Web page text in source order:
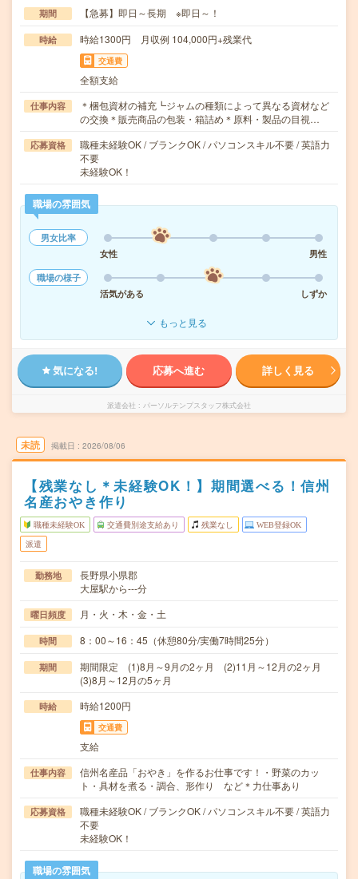
期間 【急募】即日～長期 ※即日～！
時給 時給1300円 月収例 104,000円+残業代
交通費
全額支給
仕事内容
＊梱包資材の補充┗ジャムの種類によって異なる資材など
の交換＊販売商品の包装・箱詰め＊原料・製品の目視…
応募資格
職種未経験OK / ブランクOK / パソコンスキル不要 / 英語力
不要
未経験OK！
職場の雰囲気
男女比率
女性
男性
職場の様子
活気がある
しずか
もっと見る
気になる! 応募へ進む 詳しく見る
派遣会社 パーソルテンプスタッフ株式会社
未読 掲載日 2026/08/06
【残業なし＊未経験OK！】期間選べる！信州
名産おやき作り
職種未経験OK 交通費別途支給あり 残業なし WEB登録OK
派遣
勤務地
長野県小県郡
大屋駅から---分
曜日頻度 月・火・木・金・土
時間 8：00～16：45（休憩80分/実働7時間25分）
期間
期間限定 (1)8月～9月の2ヶ月 (2)11月～12月の2ヶ月
(3)8月～12月の5ヶ月
時給 時給1200円
交通費
支給
仕事内容
信州名産品「おやき」を作るお仕事です！・野菜のカッ
ト・具材を煮る・調合、形作り など＊力仕事あり
応募資格
職種未経験OK / ブランクOK / パソコンスキル不要 / 英語力
不要
未経験OK！
職場の雰囲気